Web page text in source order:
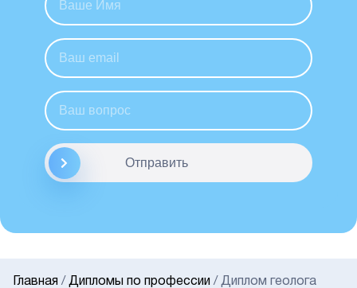
Отправить
Главная / Дипломы по профессии / Диплом геолога